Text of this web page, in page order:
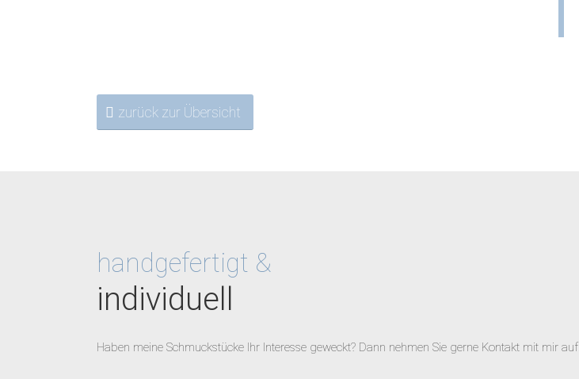
zurück zur Übersicht
handgefertigt &
individuell
Haben meine Schmuckstücke Ihr Interesse geweckt? Dann nehmen Sie gerne Kontakt mit mir auf.